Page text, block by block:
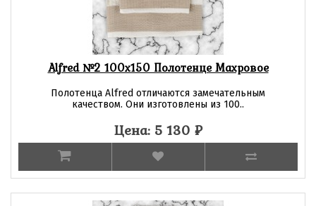
Alfred №2 100х150 Полотенце Махровое
Полотенца Alfred отличаются замечательным
качеством. Они изготовлены из 100..
Цена: 5 130 ₽